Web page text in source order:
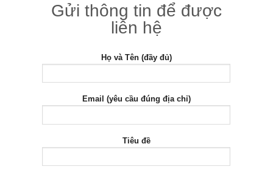
Gửi thông tin để được
liên hệ
Họ và Tên (đầy đủ)
Email (yêu cầu đúng địa chỉ)
Tiêu đề